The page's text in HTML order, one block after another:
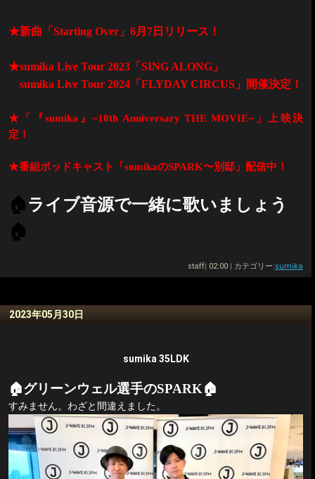
★新曲「 Starting Over 」 6月 7 日リリース！
★sumika Live Tour 2023 「 SING ALONG 」
sumika Live Tour 2024 「 FLYDAY CIRCUS 」開催決定！
★「『sumika 』~10th Anniversary THE MOVIE~ 」上映決
定！
★番組ポッドキャスト「 sumikaのSPARK〜別邸」配信中！
🏠ライブ音源で一緒に歌いましょう
🏠
staff| 02:00 | カテゴリー:sumika
2023年05月30日
sumika 35LDK
🏠グリーンウェル選手のSPARK🏠
すみません。わざと間違えました。